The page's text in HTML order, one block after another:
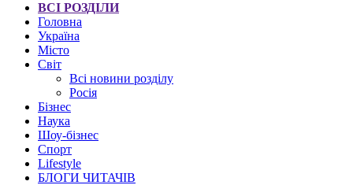
ВСІ РОЗДІЛИ
Головна
Україна
Місто
Світ
Всі новини розділу
Росія
Бізнес
Наука
Шоу-бізнес
Спорт
Lifestyle
БЛОГИ ЧИТАЧІВ